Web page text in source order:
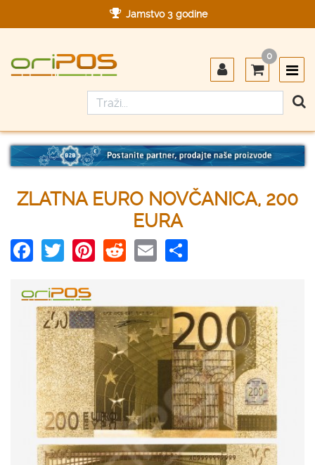
Jamstvo 3 godine
Designed in Germany
Made in Germany
0
ZLATNA EURO NOVČANICA, 200
EURA
Facebook
TwitterPinterest
Reddit
Email